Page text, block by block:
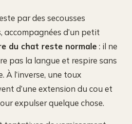
par des secousses
accompagnées d’un petit
du chat reste normale : il ne
pas la langue et respire sans
l’inverse, une toux
d’une extension du cou et
expulser quelque chose.